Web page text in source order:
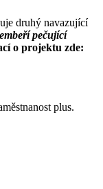
druhý navazující
pečující
o projektu zde:
plus.